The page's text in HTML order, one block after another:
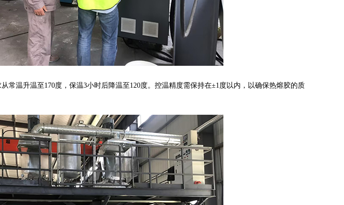
常温升温至170度，保温3小时后降温至120度。控温精度需保持在±1度以内，以确保热熔胶的质